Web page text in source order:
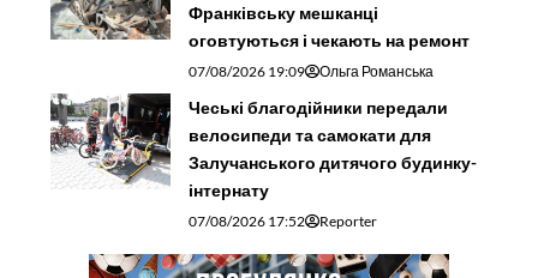
Франківську мешканці
оговтуються і чекають на ремонт
07/08/2026 19:09 Ольга Романська
Чеські благодійники передали
велосипеди та самокати для
Залучанського дитячого будинку-
інтернату
07/08/2026 17:52 Reporter